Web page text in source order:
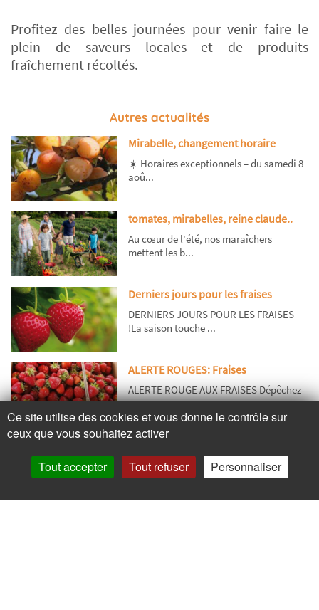
Profitez des belles journées pour venir faire le
plein de saveurs locales et de produits
fraîchement récoltés.
Autres actualités
Mirabelle, changement horaire
☀️ Horaires exceptionnels – du samedi 8
aoû...
tomates, mirabelles, reine claude..
Au cœur de l'été, nos maraîchers
mettent les b...
Derniers jours pour les fraises
DERNIERS JOURS POUR LES FRAISES
!La saison touche ...
ALERTE ROUGES: Fraises
ALERTE ROUGE AUX FRAISES Dépêchez-
vous avan...
Contactez-nous
Ce site utilise des cookies et vous donne le contrôle sur
ceux que vous souhaitez activer
Tout accepter Tout refuser Personnaliser